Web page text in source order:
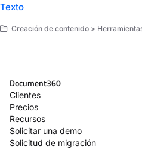
Texto
Creación de contenido > Herramientas avanzadas
Document360
Clientes
Precios
Recursos
Solicitar una demo
Solicitud de migración